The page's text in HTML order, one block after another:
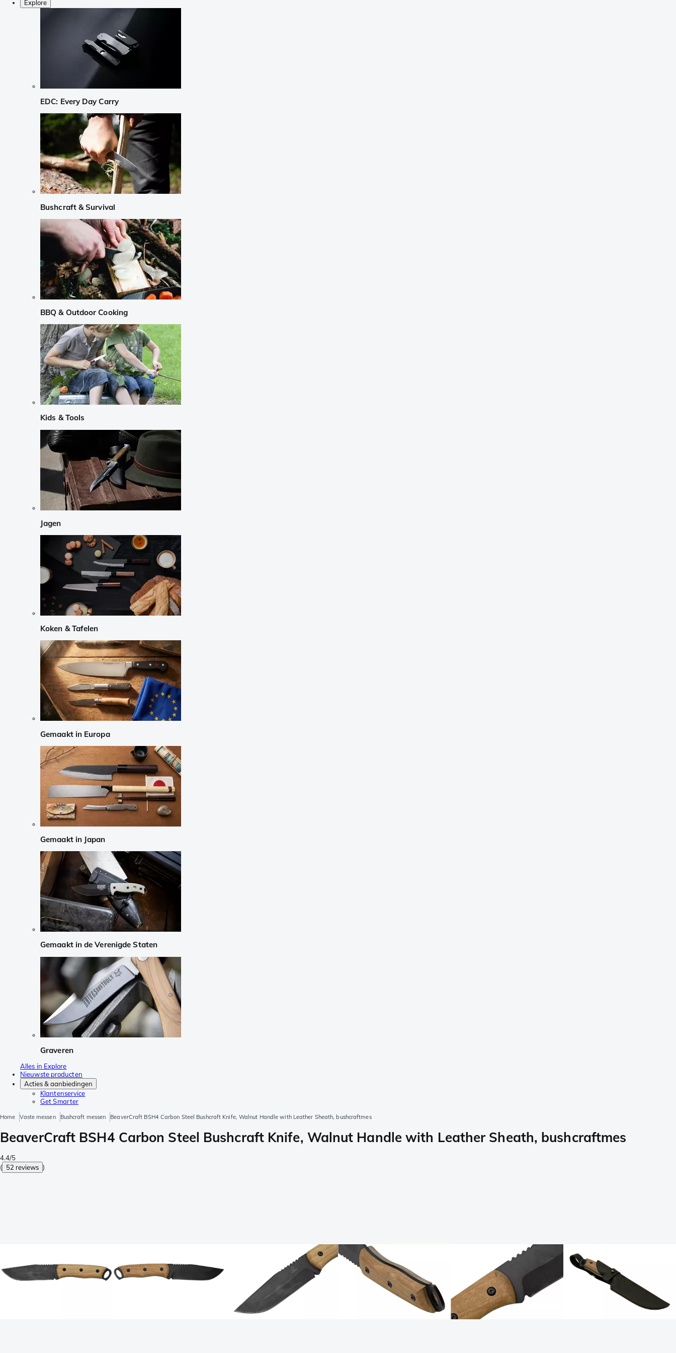
Explore
EDC: Every Day Carry
Bushcraft & Survival
BBQ & Outdoor Cooking
Kids & Tools
Jagen
Koken & Tafelen
Gemaakt in Europa
Gemaakt in Japan
Gemaakt in de Verenigde Staten
Graveren
Alles in Explore
Nieuwste producten
Acties & aanbiedingen
Klantenservice
Get Smarter
Home Vaste messen Bushcraft messen BeaverCraft BSH4 Carbon Steel Bushcraft Knife, Walnut Handle with Leather Sheath, bushcraftmes
BeaverCraft BSH4 Carbon Steel Bushcraft Knife, Walnut Handle with Leather Sheath, bushcraftmes
4.4/5
( 52 reviews )